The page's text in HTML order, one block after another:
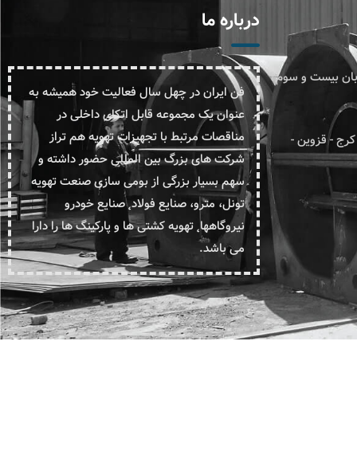
بیست و سوم
۱۷ جاده قدیم کرج - قزوین -
درباره ما
فن ایران در چهل سال فعالیت خود همیشه به
عنوان یک مجموعه قابل اتکای داخلی در
مناقصات مرتبط با تجهیزات تهویه هم تراز
شرکت های بزرگ بین المللی حضور داشته و
سهم بسیار بزرگی از بومی سازی صنعت تهویه
تونل، مترو، صنایع فولاد˛ صنایع خودرو
نیروگاهها˛ تهویه کشتی ها و پارکینگ ها را دارا
می باشد.